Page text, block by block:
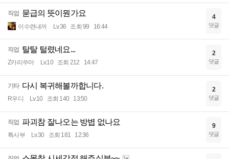
직업 묻급의 뜻이뭔가요
이수련내꺼 Lv.36 조회 99 16:44
4
댓글
직업 탈탈 털렸네요...
Z카리쑤마 Lv.10 조회 212 14:47
2
댓글
기타 다시 복귀해볼까합니다.
R우디 Lv.10 조회 140 13:50
2
댓글
직업 파괴참 잘나오는 방볍 없나요
특사부 Lv.30 조회 181 12:36
9
댓글